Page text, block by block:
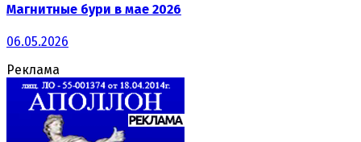
Магнитные бури в мае 2026
06.05.2026
Реклама